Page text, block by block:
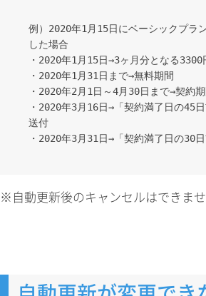
例）2020年1月15日にベーシックプラ
した場合
・2020年1月15日→3ヶ月分となる
・2020年1月31日まで→無料期間
・2020年2月1日～4月30日まで→契約期
・2020年3月16日→「契約満了日の45
送付
・2020年3月31日→「契約満了日の30
※自動更新後のキャンセルはできま